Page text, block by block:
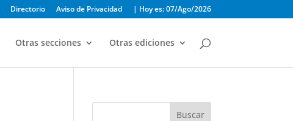
Directorio Aviso de Privacidad | Hoy es: 07/Ago/2026
Otras secciones Otras ediciones
Buscar